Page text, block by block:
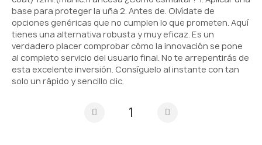
base para proteger la uña 2. Antes de. Olvídate de
opciones genéricas que no cumplen lo que prometen. Aquí
tienes una alternativa robusta y muy eficaz. Es un
verdadero placer comprobar cómo la innovación se pone
al completo servicio del usuario final. No te arrepentirás de
esta excelente inversión. Consíguelo al instante con tan
solo un rápido y sencillo clic.